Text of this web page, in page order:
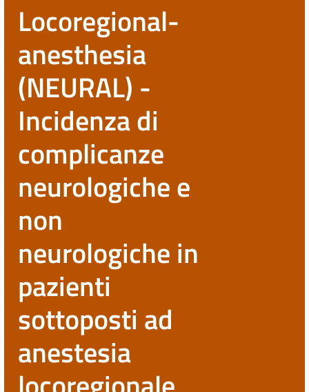
Locoregional-
anesthesia
(NEURAL) -
Incidenza di
complicanze
neurologiche e
non
neurologiche in
pazienti
sottoposti ad
anestesia